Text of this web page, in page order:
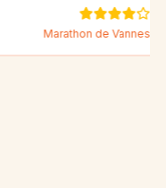
Marathon de Vannes